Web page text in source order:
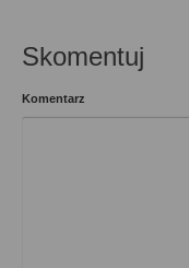
Skomentuj
Komentarz